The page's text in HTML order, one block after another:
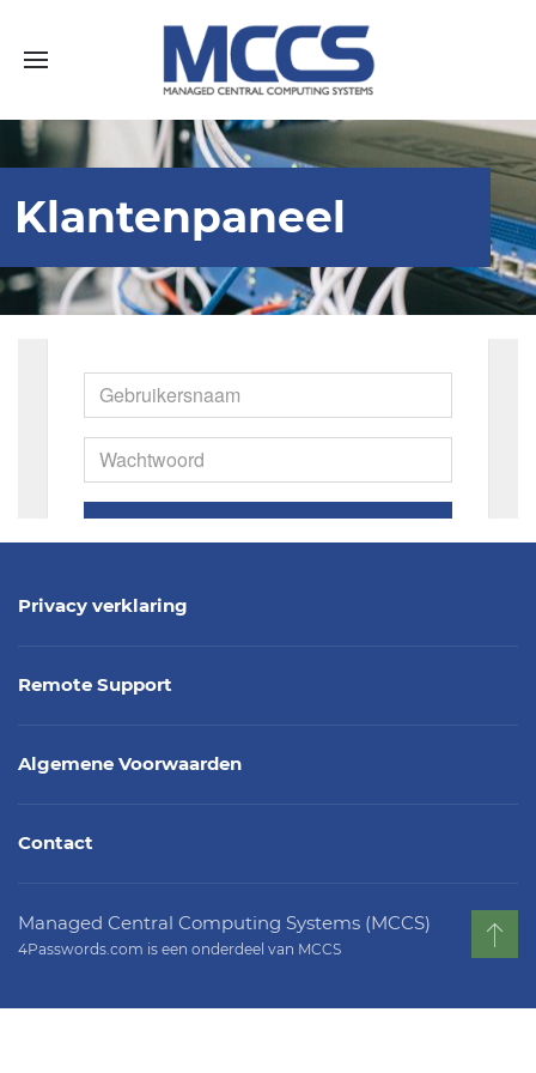
Klantenpaneel
Privacy verklaring
Remote Support
Algemene Voorwaarden
Contact
Managed Central Computing Systems (MCCS)
4Passwords.com is een onderdeel van MCCS